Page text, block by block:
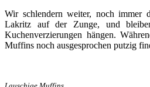
Wir schlendern weiter, noch immer
Lakritz auf der Zunge, und
Kuchenverzierungen hängen.
Muffins noch ausgesprochen putzig